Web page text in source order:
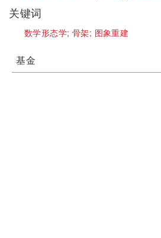
关键词
数学形态学; 骨架; 图象重建
基金